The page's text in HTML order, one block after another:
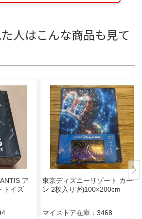
人はこんな商品も見て
ア
イズ
東京ディズニーリゾート カーテ
ン 2枚入り 約100×200cm
マイストア在庫： 3468